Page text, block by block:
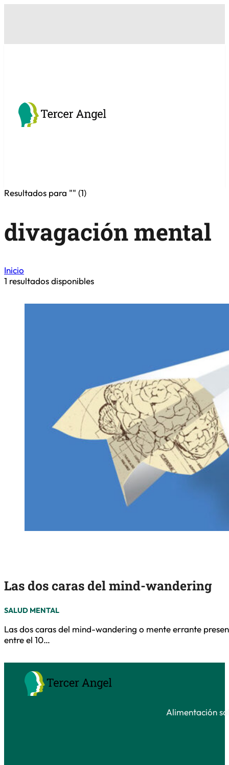
Resultados para "" (1)
divagación mental
Inicio
1 resultados disponibles
Las dos caras del mind-wandering
SALUD MENTAL
Las dos caras del mind-wandering o mente errante
entre el 10…
Alimentación